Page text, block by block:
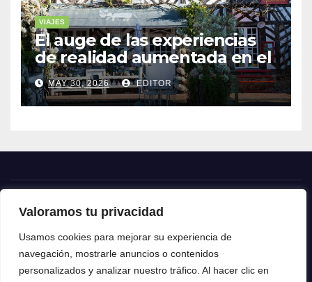
Valoramos tu privacidad
Usamos cookies para mejorar su experiencia de
navegación, mostrarle anuncios o contenidos
personalizados y analizar nuestro tráfico. Al hacer clic en
VIAJES
El auge de las experiencias
de realidad aumentada en el
turismo
MAY 30, 2026 EDITOR
Crónica24
Crónica 24